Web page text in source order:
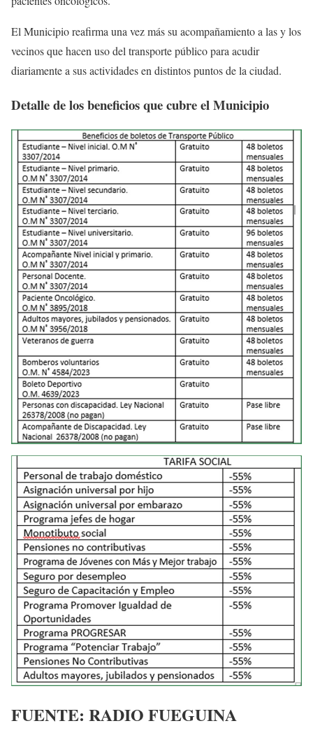
El Municipio reafirma una vez más su acompañamiento a las y los
vecinos que hacen uso del transporte público para acudir
diariamente a sus actividades en distintos puntos de la ciudad.
Detalle de los beneficios que cubre el Municipio
FUENTE: RADIO FUEGUINA